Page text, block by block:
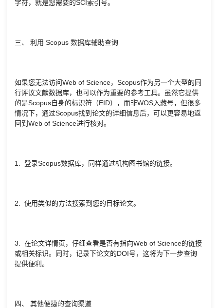
字符，就是您需要的SCI索引号。
三、 利用 Scopus 数据库辅助查询
如果您无法访问Web of Science，Scopus作为另一个大型的同
行评议文献数据库，也可以作为重要的参考工具。虽然它提供
的是Scopus自身的标识符（EID），而非WOS入藏号，但很多
情况下，通过Scopus找到论文的详细信息后，可以更容易地返
回到Web of Science进行核对。
1. 登录Scopus数据库，同样通过机构图书馆的链接。
2. 使用类似的方法搜索到您的目标论文。
3. 在论文详情页，仔细查看是否有指向Web of Science的链接
或相关标识。同时，记录下论文的DOI号，这将为下一步查询
提供便利。
四、 其他便捷的查询渠道